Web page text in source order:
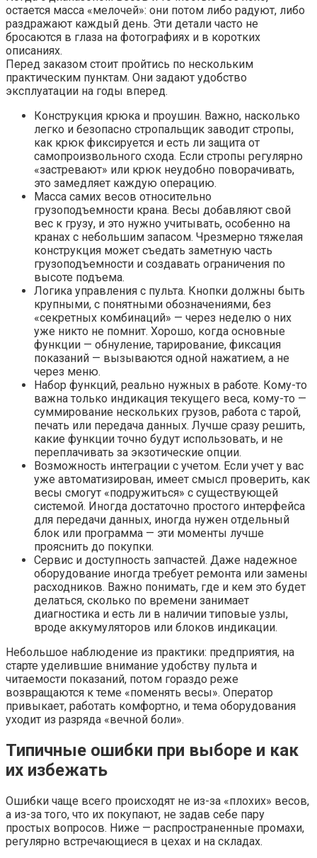
остается масса «мелочей»: они потом либо радуют, либо
раздражают каждый день. Эти детали часто не
бросаются в глаза на фотографиях и в коротких
описаниях.
Перед заказом стоит пройтись по нескольким
практическим пунктам. Они задают удобство
эксплуатации на годы вперед.
Конструкция крюка и проушин. Важно, насколько
легко и безопасно стропальщик заводит стропы,
как крюк фиксируется и есть ли защита от
самопроизвольного схода. Если стропы регулярно
«застревают» или крюк неудобно поворачивать,
это замедляет каждую операцию.
Масса самих весов относительно
грузоподъемности крана. Весы добавляют свой
вес к грузу, и это нужно учитывать, особенно на
кранах с небольшим запасом. Чрезмерно тяжелая
конструкция может съедать заметную часть
грузоподъемности и создавать ограничения по
высоте подъема.
Логика управления с пульта. Кнопки должны быть
крупными, с понятными обозначениями, без
«секретных комбинаций» — через неделю о них
уже никто не помнит. Хорошо, когда основные
функции — обнуление, тарирование, фиксация
показаний — вызываются одной нажатием, а не
через меню.
Набор функций, реально нужных в работе. Кому-то
важна только индикация текущего веса, кому-то —
суммирование нескольких грузов, работа с тарой,
печать или передача данных. Лучше сразу решить,
какие функции точно будут использовать, и не
переплачивать за экзотические опции.
Возможность интеграции с учетом. Если учет у вас
уже автоматизирован, имеет смысл проверить, как
весы смогут «подружиться» с существующей
системой. Иногда достаточно простого интерфейса
для передачи данных, иногда нужен отдельный
блок или программа — эти моменты лучше
прояснить до покупки.
Сервис и доступность запчастей. Даже надежное
оборудование иногда требует ремонта или замены
расходников. Важно понимать, где и кем это будет
делаться, сколько по времени занимает
диагностика и есть ли в наличии типовые узлы,
вроде аккумуляторов или блоков индикации.
Небольшое наблюдение из практики: предприятия, на
старте уделившие внимание удобству пульта и
читаемости показаний, потом гораздо реже
возвращаются к теме «поменять весы». Оператор
привыкает, работать комфортно, и тема оборудования
уходит из разряда «вечной боли».
Типичные ошибки при выборе и как
их избежать
Ошибки чаще всего происходят не из-за «плохих» весов,
а из-за того, что их покупают, не задав себе пару
простых вопросов. Ниже — распространенные промахи,
регулярно встречающиеся в цехах и на складах.